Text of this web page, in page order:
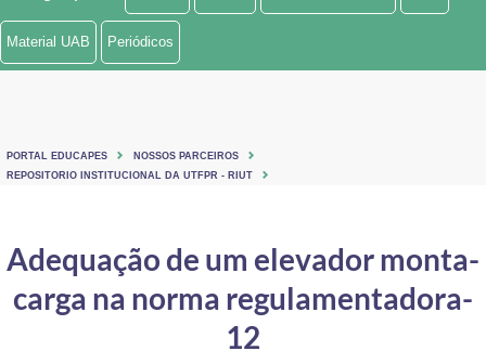
Ministério de Minas e Energia
Ministério do Turismo
Controladoria-Geral da União
Ministério da Mulher, da Família e dos Direitos Humanos
Material UAB Periódicos
PORTAL EDUCAPES
NOSSOS PARCEIROS
REPOSITORIO INSTITUCIONAL DA UTFPR - RIUT
Adequação de um elevador monta-
carga na norma regulamentadora-
12